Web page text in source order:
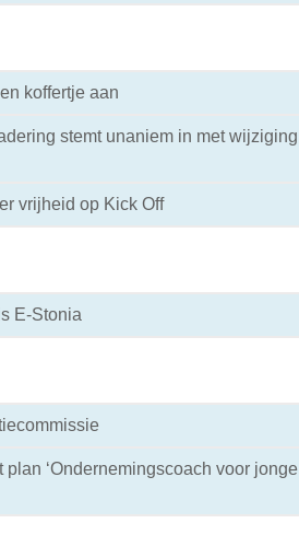
koffertje aan
stemt unaniem in met wijziging
vrijheid op Kick Off
E-Stonia
plan ‘Ondernemingscoach voor jonge